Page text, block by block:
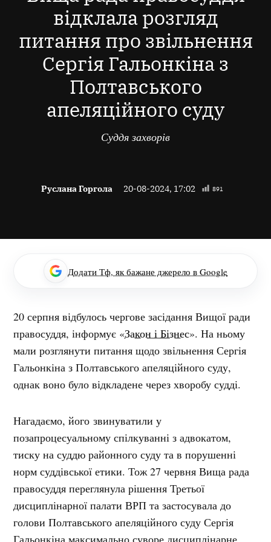
відклала розгляд
питання про звільнення
Сергія Гальонкіна з
Полтавського
апеляційного суду
Суддя захворів
Руслана Горгола 20-08-2024, 17:02 891
Додати Тф, як бажане джерело в Google
20 серпня відбулось чергове засідання Вищої ради
правосуддя,інформує «Закон і Бізнес». На ньому
мали розглянути питання щодо звільнення Сергія
Гальонкіназ Полтавського апеляційного суду,
однак воно було відкладене через хворобу судді.
Нагадаємо, його звинуватили у
позапроцесуальному спілкуванні з адвокатом,
тиску на суддю районного суду та в порушенні
норм суддівської етики. Тож 27 червня Вища рада
правосуддя переглянула рішення Третьої
дисциплінарної палати ВРП та застосувала до
голови Полтавського апеляційного суду Сергія
Гальонкіна максимально суворе дисциплінарне